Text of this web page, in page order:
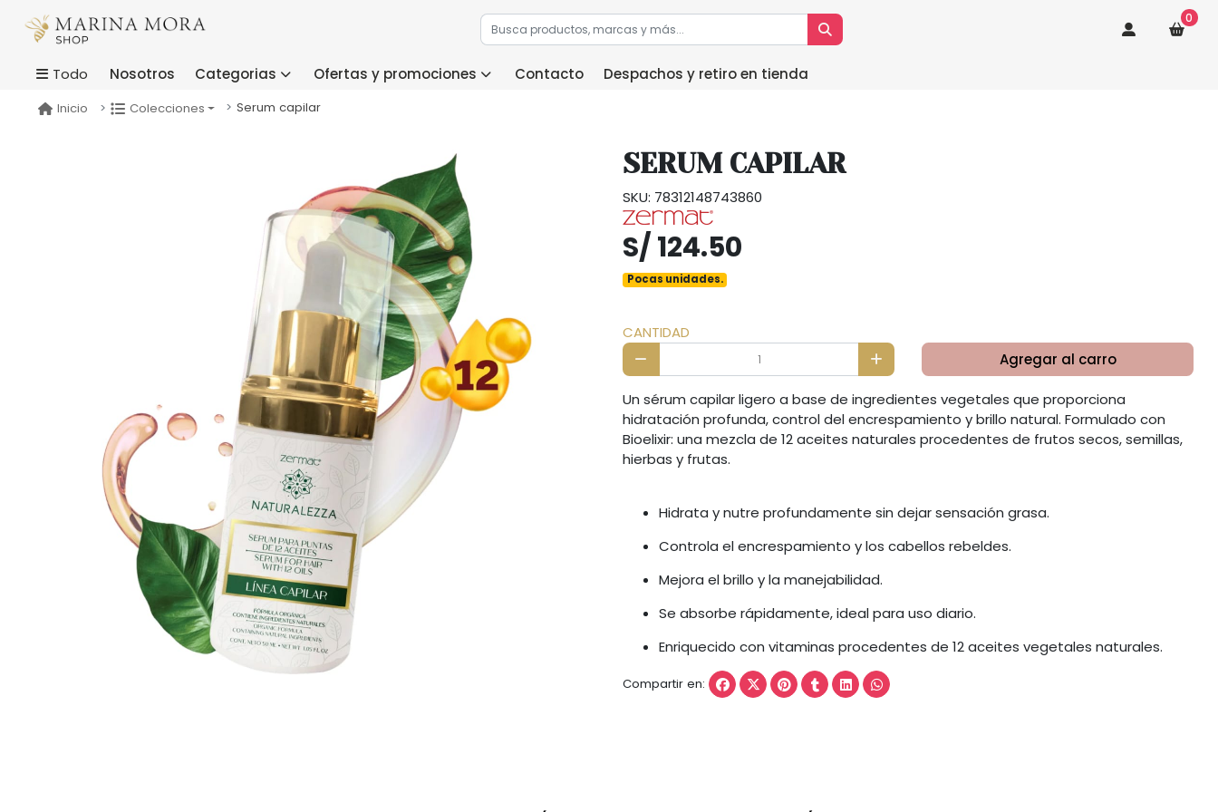
0
Todo Nosotros Categorias Ofertas y promociones Contacto Despachos y retiro en tienda
Inicio Colecciones Serum capilar
SERUM CAPILAR
SKU: 78312148743860
S/ 124.50
Pocas unidades.
CANTIDAD
Agregar al carro
Un sérum capilar ligero a base de ingredientes vegetales que proporciona
hidratación profunda, control del encrespamiento y brillo natural. Formulado con
Bioelixir: una mezcla de 12 aceites naturales procedentes de frutos secos, semillas,
hierbas y frutas.
Hidrata y nutre profundamente sin dejar sensación grasa.
Controla el encrespamiento y los cabellos rebeldes.
Mejora el brillo y la manejabilidad.
Se absorbe rápidamente, ideal para uso diario.
Enriquecido con vitaminas procedentes de 12 aceites vegetales naturales.
Compartir en: